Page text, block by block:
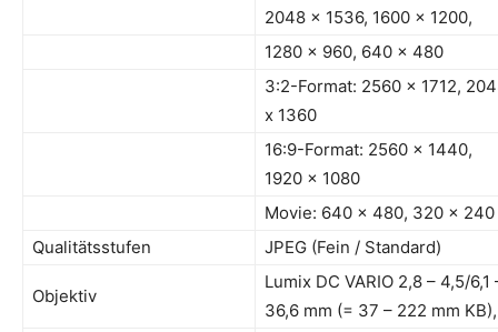
2048 x 1536, 1600 x 1200,
1280 x 960, 640 x 480
3:2-Format: 2560 x 1712,
x 1360
16:9-Format: 2560 x 1440,
1920 x 1080
Movie: 640 x 480, 320 x 240
Qualitätsstufen
JPEG (Fein / Standard)
Objektiv
Lumix DC VARIO 2,8 – 4,5/6,1
36,6 mm (= 37 – 222 mm KB),